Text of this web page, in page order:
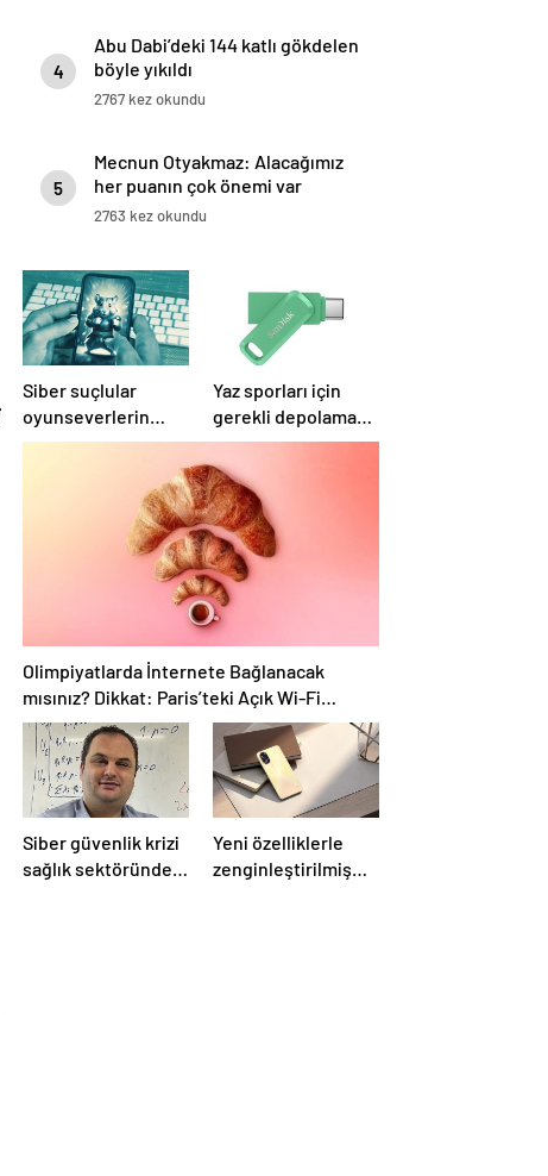
4
Abu Dabi’deki 144 katlı gökdelen
böyle yıkıldı
2767 kez okundu
5
Mecnun Otyakmaz: Alacağımız
her puanın çok önemi var
2763 kez okundu
Siber suçlular
oyunseverlerin
peşinde
Yaz sporları için
gerekli depolama
çözümleri
Olimpiyatlarda İnternete Bağlanacak
mısınız? Dikkat: Paris’teki Açık Wi-Fi
Ağlarının %25’i Güvenli Değil!
Siber güvenlik krizi
sağlık sektöründe
Yeni özelliklerle
zenginleştirilmiş